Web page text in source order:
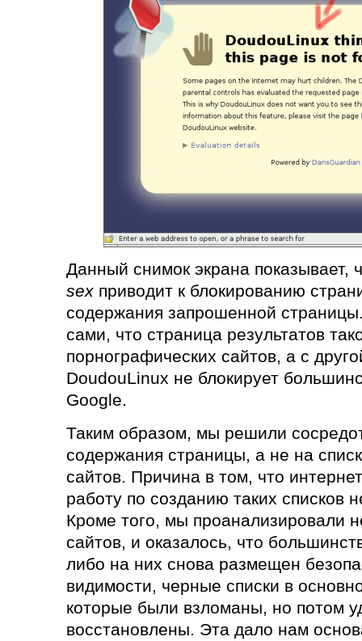
Данный снимок экрана показывает,
sexприводит к блокированию
содержания запрошенной
сами, что страница результатов
порнографических сайтов, а с
DoudouLinux не блокирует
Google.
Таким образом, мы решили
содержания страницы, а не на
сайтов. Причина в том, что
работу по созданию таких списков
Кроме того, мы проанализировали
сайтов, и оказалось, что
либо на них снова размещен
видимости, черные списки в
которые были взломаны, но потом
восстановлены. Эта дало нам